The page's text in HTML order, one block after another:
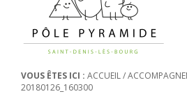
VOUS ÊTES ICI : ACCUEIL/
20180126_160300